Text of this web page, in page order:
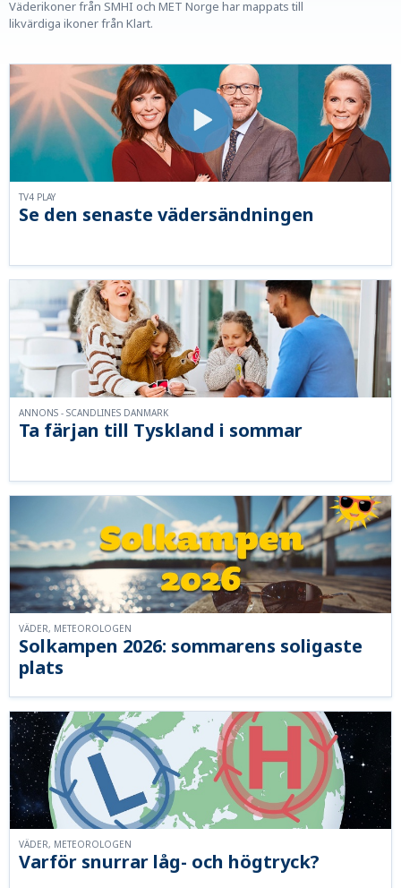
Väderikoner från SMHI och MET Norge har mappats till
likvärdiga ikoner från Klart.
Se den senaste vädersändningen
TV4 PLAY
Ta färjan till Tyskland i sommar
ANNONS - SCANDLINES DANMARK
Solkampen 2026: sommarens soligaste
plats
VÄDER, METEOROLOGEN
Varför snurrar låg- och högtryck?
VÄDER, METEOROLOGEN